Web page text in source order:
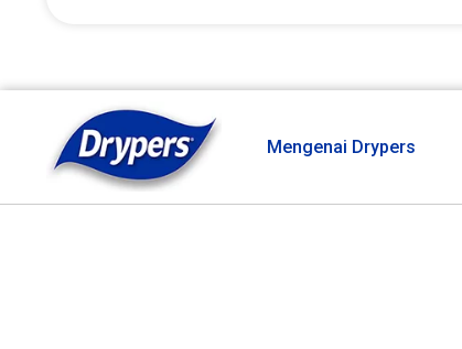
Mengenai Drypers